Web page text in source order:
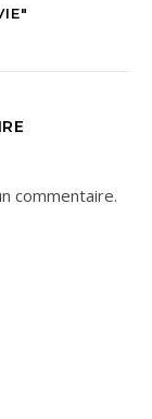
commentaire.